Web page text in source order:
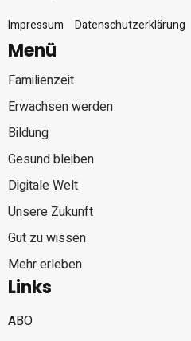
Impressum
Datenschutzerklärung
Menü
Familienzeit
Erwachsen werden
Bildung
Gesund bleiben
Digitale Welt
Unsere Zukunft
Gut zu wissen
Mehr erleben
Links
ABO